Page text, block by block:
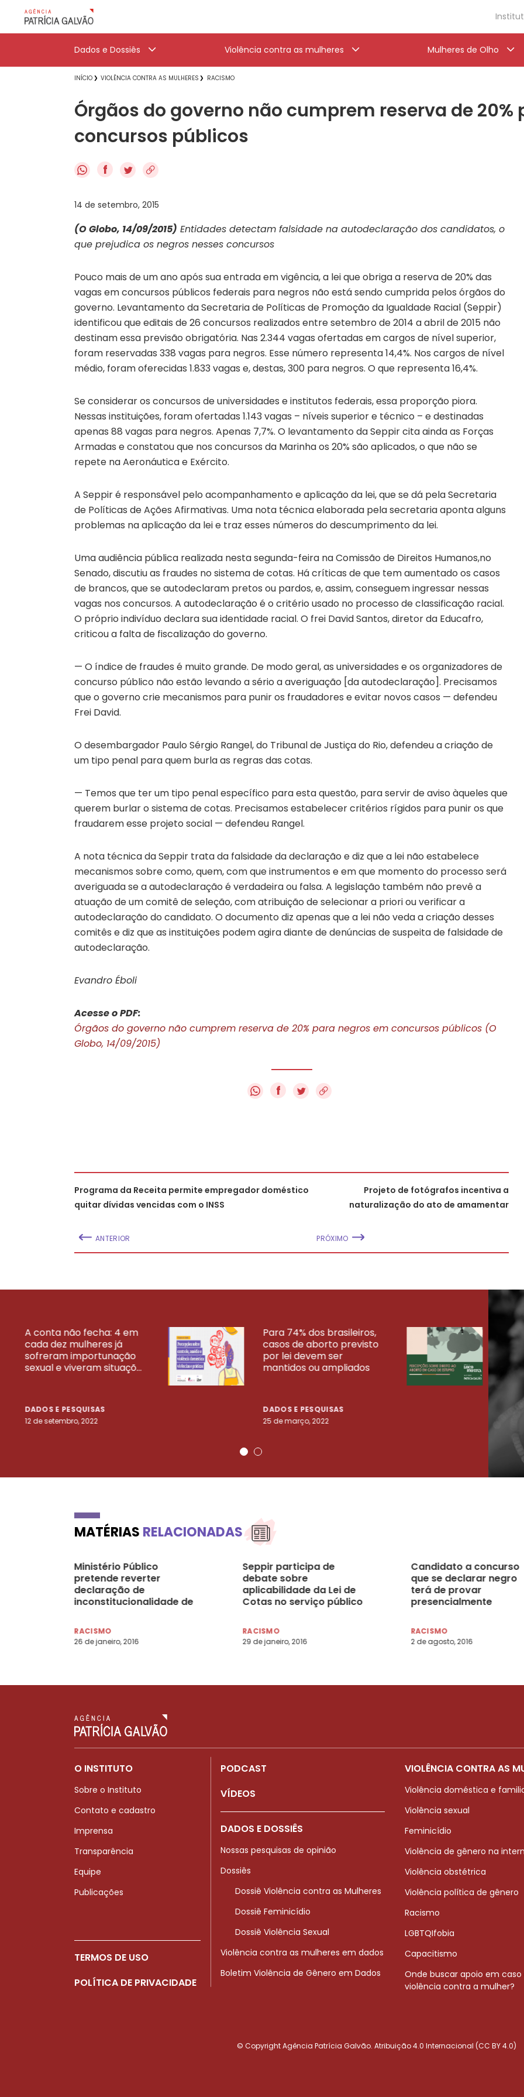
Dados e Dossiês Violência contra as mulheres Mulheres de Olho
INÍCIO VIOLÊNCIA CONTRA AS MULHERES RACISMO
Órgãos do governo não cumprem reserva de 20%
concursos públicos
f
14 de setembro, 2015
(O Globo, 14/09/2015) Entidades detectam falsidade na autodeclaração dos candidatos, o
que prejudica os negros nesses concursos
Pouco mais de um ano após sua entrada em vigência, a lei que obriga a reserva de 20% das
vagas em concursos públicos federais para negros não está sendo cumprida pelos órgãos do
governo. Levantamento da Secretaria de Políticas de Promoção da Igualdade Racial (Seppir)
identificou que editais de 26 concursos realizados entre setembro de 2014 a abril de 2015 não
destinam essa previsão obrigatória. Nas 2.344 vagas ofertadas em cargos de nível superior,
foram reservadas 338 vagas para negros. Esse número representa 14,4%. Nos cargos de nível
médio, foram oferecidas 1.833 vagas e, destas, 300 para negros. O que representa 16,4%.
Se considerar os concursos de universidades e institutos federais, essa proporção piora.
Nessas instituições, foram ofertadas 1.143 vagas – níveis superior e técnico – e destinadas
apenas 88 vagas para negros. Apenas 7,7%. O levantamento da Seppir cita ainda as Forças
Armadas e constatou que nos concursos da Marinha os 20% são aplicados, o que não se
repete na Aeronáutica e Exército.
A Seppir é responsável pelo acompanhamento e aplicação da lei, que se dá pela Secretaria
de Políticas de Ações Afirmativas. Uma nota técnica elaborada pela secretaria aponta alguns
problemas na aplicação da lei e traz esses números do descumprimento da lei.
Uma audiência pública realizada nesta segunda-feira na Comissão de Direitos Humanos,no
Senado, discutiu as fraudes no sistema de cotas. Há críticas de que tem aumentado os casos
de brancos, que se autodeclaram pretos ou pardos, e, assim, conseguem ingressar nessas
vagas nos concursos. A autodeclaração é o critério usado no processo de classificação racial.
O próprio indivíduo declara sua identidade racial. O frei David Santos, diretor da Educafro,
criticou a falta de fiscalização do governo.
— O índice de fraudes é muito grande. De modo geral, as universidades e os organizadores de
concurso público não estão levando a sério a averiguação [da autodeclaração]. Precisamos
que o governo crie mecanismos para punir os fraudadores e evitar novos casos — defendeu
Frei David.
O desembargador Paulo Sérgio Rangel, do Tribunal de Justiça do Rio, defendeu a criação de
um tipo penal para quem burla as regras das cotas.
— Temos que ter um tipo penal específico para esta questão, para servir de aviso àqueles que
querem burlar o sistema de cotas. Precisamos estabelecer critérios rígidos para punir os que
fraudarem esse projeto social — defendeu Rangel.
A nota técnica da Seppir trata da falsidade da declaração e diz que a lei não estabelece
mecanismos sobre como, quem, com que instrumentos e em que momento do processo será
averiguada se a autodeclaração é verdadeira ou falsa. A legislação também não prevê a
atuação de um comitê de seleção, com atribuição de selecionar a priori ou verificar a
autodeclaração do candidato. O documento diz apenas que a lei não veda a criação desses
comitês e diz que as instituições podem agira diante de denúncias de suspeita de falsidade de
autodeclaração.
Evandro Éboli
Acesse o PDF:
Órgãos do governo não cumprem reserva de 20% para negros em concursos públicos (O
Globo, 14/09/2015)
f
Programa da Receita permite empregador doméstico
quitar dívidas vencidas com o INSS
ANTERIOR
Projeto de fotógrafos incentiva a
naturalização do ato de amamentar
PRÓXIMO
A conta não fecha: 4 em
cada dez mulheres já
sofreram importunação
sexual e viveram situaçõ...
DADOS E PESQUISAS
12 de setembro, 2022
Para 74% dos brasileiros,
casos de aborto previsto
por lei devem ser
mantidos ou ampliados
DADOS E PESQUISAS
25 de março, 2022
23
VEJA MAIS PESQUISAS
MATÉRIAS RELACIONADAS
Ministério Público
pretende reverter
declaração de
inconstitucionalidade de
RACISMO
26 de janeiro, 2016
Seppir participa de
debate sobre
aplicabilidade da Lei de
Cotas no serviço público
RACISMO
29 de janeiro, 2016
Candidato a concurso
que se declarar negro
terá de provar
presencialmente
RACISMO
2 de agosto, 2016
O INSTITUTO
Sobre o Instituto
Contato e cadastro
Imprensa
Transparência
Equipe
Publicações
TERMOS DE USO
POLÍTICA DE PRIVACIDADE
PODCAST
VÍDEOS
DADOS E DOSSIÊS
Nossas pesquisas de opinião
Dossiês
Dossiê Violência contra as Mulheres
Dossiê Feminicídio
Dossiê Violência Sexual
Violência contra as mulheres em dados
Boletim Violência de Gênero em Dados
VIOLÊNCIA CONTRA AS
Violência doméstica e
Violência sexual
Feminicídio
Violência de gênero na
Violência obstétrica
Violência política de gênero
Racismo
LGBTQIfobia
Capacitismo
Onde buscar apoio em caso
violência contra a mulher?
© Copyright Agência Patrícia Galvão. Atribuição 4.0 Internacional (CC BY 4.0)